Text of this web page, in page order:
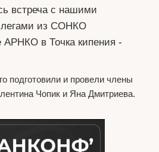
встреча с нашими
из СОНКО
АРНКО в Точка кипения -
подготовили и провели члены
Чопик и Яна Дмитриева.